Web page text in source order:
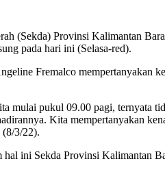
(Sekda) Provinsi Kalimantan
pada hari ini (Selasa-red).
Fremalco mempertanyakan
mulai pukul 09.00 pagi, ternyata
Kita mempertanyakan
3/22).
ini Sekda Provinsi Kalimantan